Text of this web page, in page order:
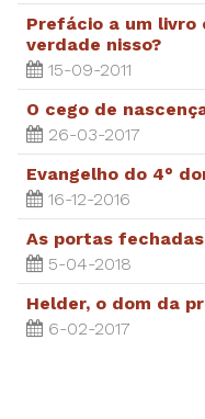
Prefácio a um livro
verdade nisso?
15-09-2011
O cego de
26-03-2017
Evangelho do 4°
16-12-2016
As portas
5-04-2018
Helder, o dom da
6-02-2017